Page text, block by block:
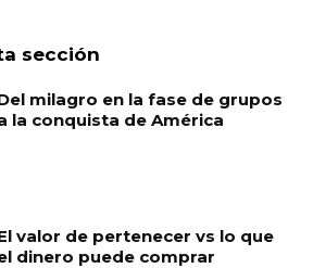
sección
milagro en la fase de grupos
la conquista de América
valor de pertenecer vs lo que
dinero puede comprar